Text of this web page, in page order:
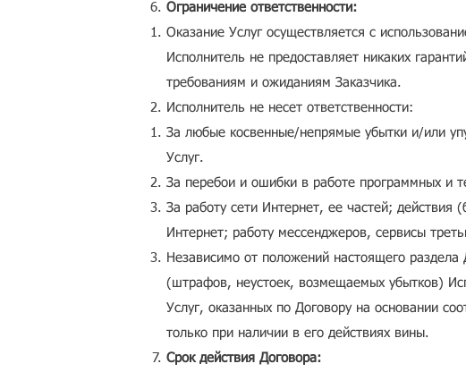
Ограничение ответственности:
Оказание Услуг осуществляется с
Исполнитель не предоставляет никаких
требованиям и ожиданиям Заказчика.
Исполнитель не несет ответственности:
За любые косвенные/непрямые убытки и/или
Услуг.
За перебои и ошибки в работе программных и
За работу сети Интернет, ее частей; действия
Интернет; работу мессенджеров, сервисы
Независимо от положений настоящего
(штрафов, неустоек, возмещаемых убытков)
Услуг, оказанных по Договору на основании
только при наличии в его действиях вины.
Срок действия Договора: